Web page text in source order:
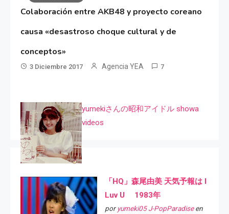
Colaboración entre AKB48 y proyecto coreano
causa «desastroso choque cultural y de
conceptos»
3 Diciembre 2017 Agencia YEA 7
yumekiさんの昭和アイドル showa
videos
「HQ」森尾由美 天気予報は I
Luv U 1983年
por yumeki05 J-PopParadiseen